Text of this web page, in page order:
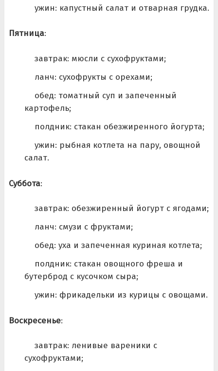
ужин: капустный салат и отварная грудка.
Пятница:
завтрак: мюсли с сухофруктами;
ланч: сухофрукты с орехами;
обед: томатный суп и запеченный
картофель;
полдник: стакан обезжиренного йогурта;
ужин: рыбная котлета на пару, овощной
салат.
Суббота:
завтрак: обезжиренный йогурт с ягодами;
ланч: смузи с фруктами;
обед: уха и запеченная куриная котлета;
полдник: стакан овощного фреша и
бутерброд с кусочком сыра;
ужин: фрикадельки из курицы с овощами.
Воскресенье:
завтрак: ленивые вареники с
сухофруктами;